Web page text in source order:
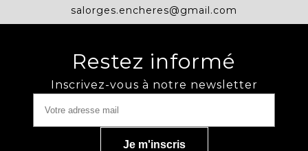
salorges.encheres@gmail.com
Restez informé
Inscrivez-vous à notre newsletter